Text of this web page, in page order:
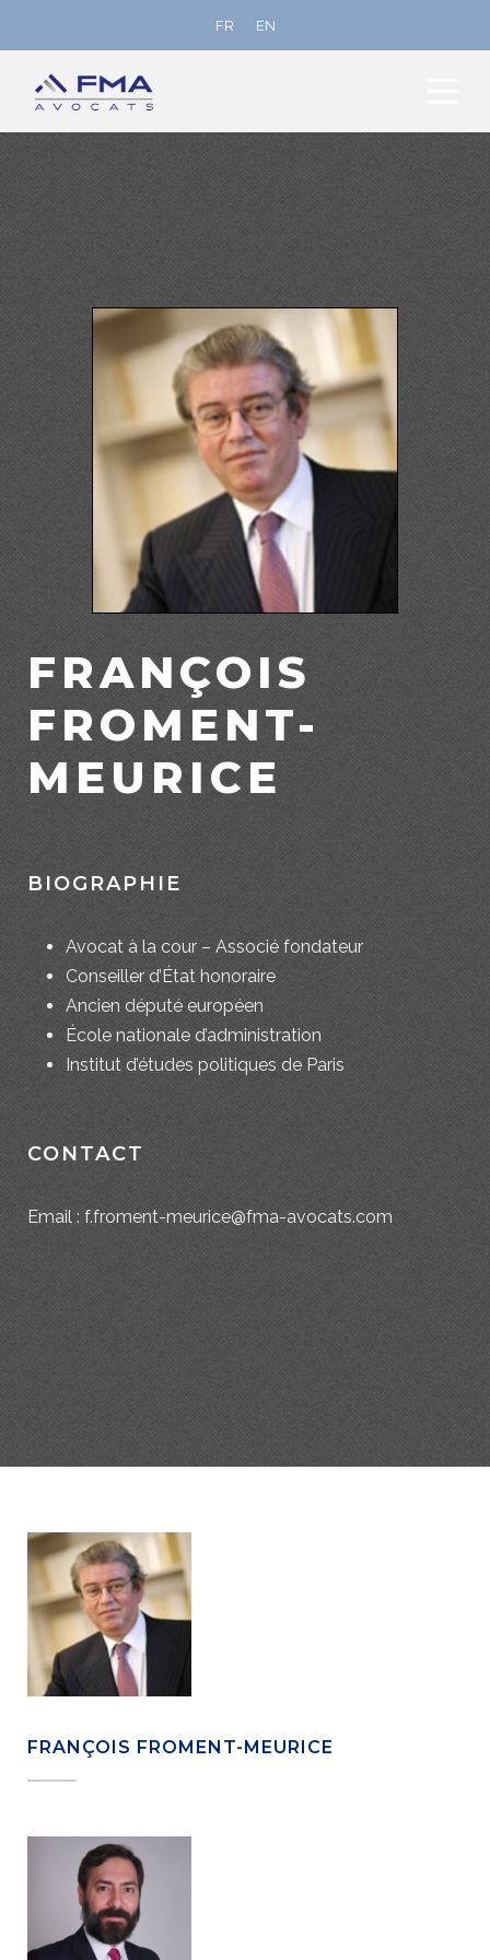
FR EN
FRANÇOIS
FROMENT-
MEURICE
BIOGRAPHIE
Avocat à la cour – Associé fondateur
Conseiller d’État honoraire
Ancien député européen
École nationale d’administration
Institut d’études politiques de Paris
CONTACT
Email : f.froment-meurice@fma-avocats.com
FRANÇOIS FROMENT-MEURICE